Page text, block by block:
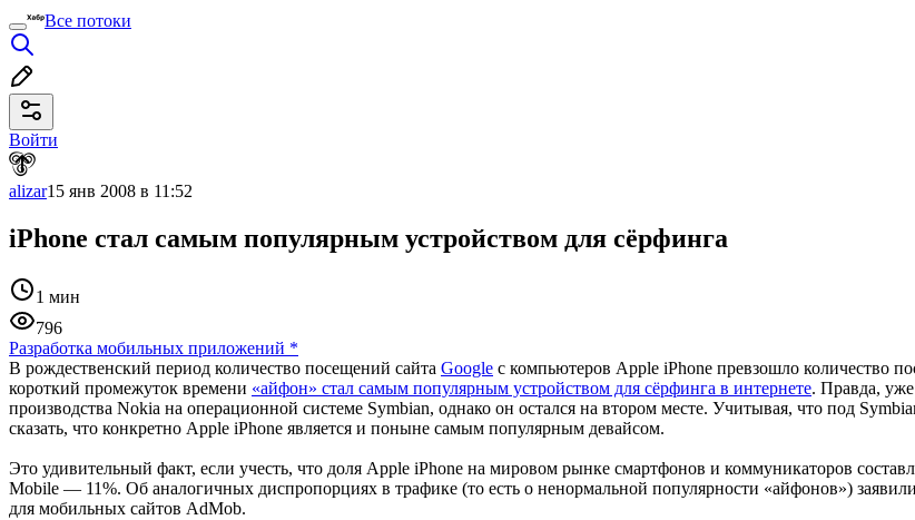
Все потоки
Войти
alizar15 янв 2008 в 11:52
iPhone стал самым популярным устройством для сёрфинга
1 мин
796
Разработка мобильных приложений *
В рождественский период количество посещений сайта Google с компьютеров Apple iPhone превзошло количество
короткий промежуток времени «айфон» стал самым популярным устройством для сёрфинга в интернете. Правда, уже
производства Nokia на операционной системе Symbian, однако он остался на втором месте. Учитывая, что под
сказать, что конкретно Apple iPhone является и поныне самым популярным девайсом.
Это удивительный факт, если учесть, что доля Apple iPhone на мировом рынке смартфонов и коммуникаторов
Mobile — 11%. Об аналогичных диспропорциях в трафике (то есть о ненормальной популярности «айфонов»)
для мобильных сайтов AdMob.